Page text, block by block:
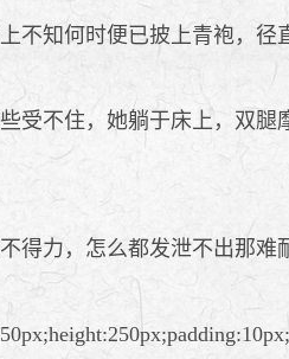
不知何时便已披上青袍，径
受不住，她躺于床上，双腿
得力，怎么都发泄不出那难